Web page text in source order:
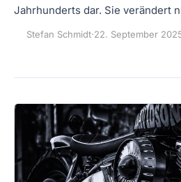
Jahrhunderts dar. Sie verändert
Stefan Schmidt·22. September